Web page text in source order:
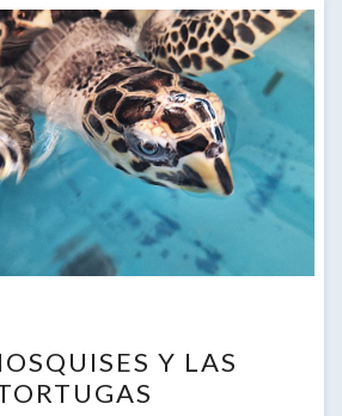
MOSQUISES
Y
Y LAS